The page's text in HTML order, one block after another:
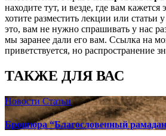
находите тут, и везде, где вам
хотите разместить лекции или статьи
это, вам не нужно спрашивать у нас
мы заранее дали его вам. Ссылка на
приветствуется, но распространение
ТАКЖЕ ДЛЯ ВАС
НовостиСтатьи
Брошюра “Благословенный